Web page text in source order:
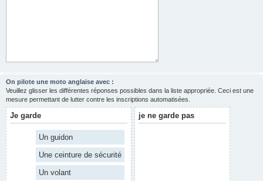
On pilote une moto anglaise avec :
Veuillez glisser les différentes réponses possibles dans la liste appropriée. Ceci est une
mesure permettant de lutter contre les inscriptions automatisées.
Je garde
Un guidon
Une ceinture de sécurité
Un volant
je ne garde pas